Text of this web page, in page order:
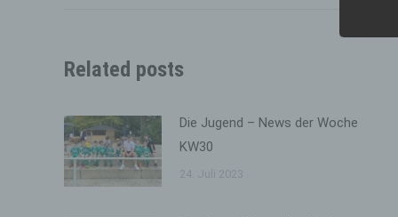
Related posts
Die Jugend – News der Woche
KW30
oder
oder
zu